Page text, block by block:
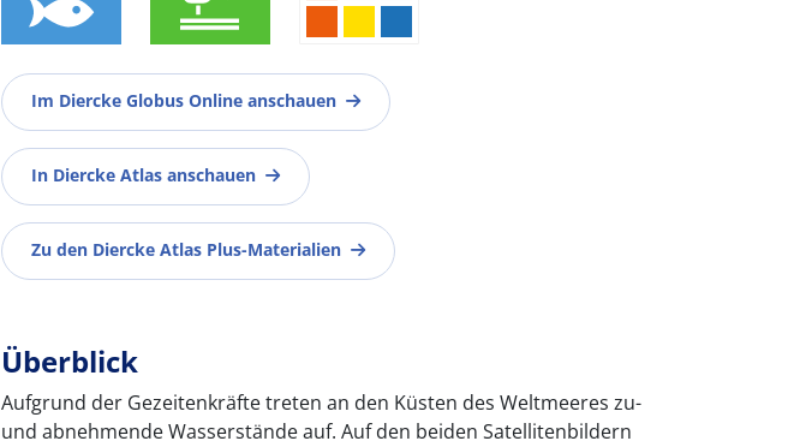
Im Diercke Globus Online anschauen
In Diercke Atlas anschauen
Zu den Diercke Atlas Plus-Materialien
Überblick
Aufgrund der Gezeitenkräfte treten an den Küsten des Weltmeeres zu-
und abnehmende Wasserstände auf. Auf den beiden Satellitenbildern